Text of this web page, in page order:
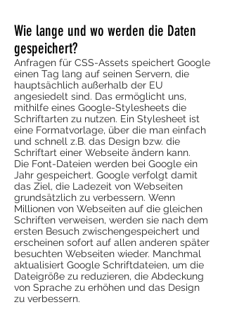
Wie lange und wo werden die Daten
gespeichert?
Anfragen für CSS-Assets speichert Google
einen Tag lang auf seinen Servern, die
hauptsächlich außerhalb der EU
angesiedelt sind. Das ermöglicht uns,
mithilfe eines Google-Stylesheets die
Schriftarten zu nutzen. Ein Stylesheet ist
eine Formatvorlage, über die man einfach
und schnell z.B. das Design bzw. die
Schriftart einer Webseite ändern kann.
Die Font-Dateien werden bei Google ein
Jahr gespeichert. Google verfolgt damit
das Ziel, die Ladezeit von Webseiten
grundsätzlich zu verbessern. Wenn
Millionen von Webseiten auf die gleichen
Schriften verweisen, werden sie nach dem
ersten Besuch zwischengespeichert und
erscheinen sofort auf allen anderen später
besuchten Webseiten wieder. Manchmal
aktualisiert Google Schriftdateien, um die
Dateigröße zu reduzieren, die Abdeckung
von Sprache zu erhöhen und das Design
zu verbessern.